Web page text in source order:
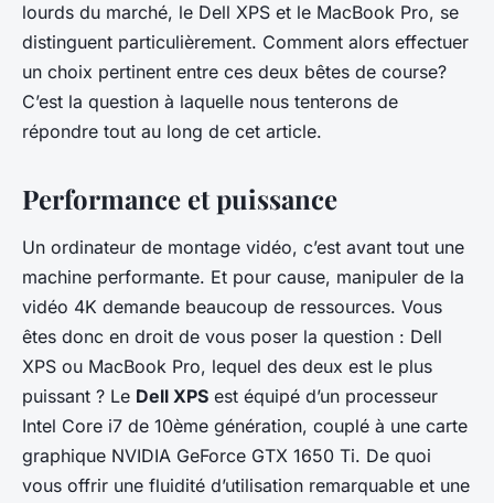
lourds du marché, le Dell XPS et le MacBook Pro, se
distinguent particulièrement. Comment alors effectuer
un choix pertinent entre ces deux bêtes de course?
C’est la question à laquelle nous tenterons de
répondre tout au long de cet article.
Performance et puissance
Un ordinateur de montage vidéo, c’est avant tout une
machine performante. Et pour cause, manipuler de la
vidéo 4K demande beaucoup de ressources. Vous
êtes donc en droit de vous poser la question : Dell
XPS ou MacBook Pro, lequel des deux est le plus
puissant ? Le Dell XPS est équipé d’un processeur
Intel Core i7 de 10ème génération, couplé à une carte
graphique NVIDIA GeForce GTX 1650 Ti. De quoi
vous offrir une fluidité d’utilisation remarquable et une